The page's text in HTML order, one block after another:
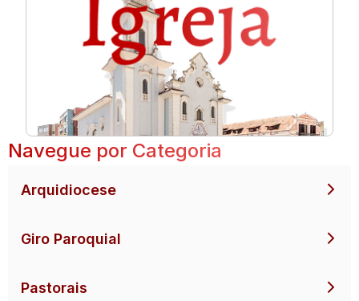
Navegue por Categoria
Arquidiocese
Giro Paroquial
Pastorais